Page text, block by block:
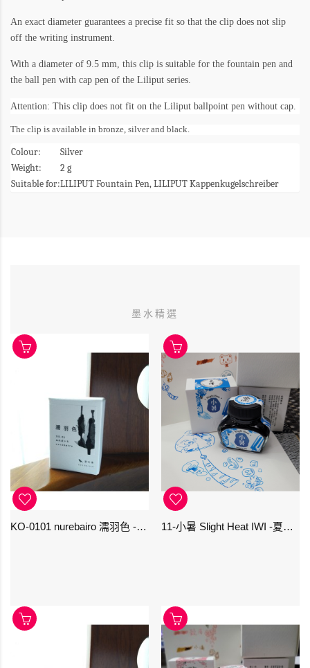
An exact diameter guarantees a precise fit so that the clip does not slip
off the writing instrument.
With a diameter of 9.5 mm, this clip is suitable for the fountain pen and
the ball pen with cap pen of the Liliput series.
Attention: This clip does not fit on the Liliput ballpoint pen without cap.
The clip is available in bronze, silver and black.
Colour:
Silver
Weight:
2 g
Suitable for:LILIPUT Fountain Pen, LILIPUT Kappenkugelschreiber
墨水精選
KO-0101 nurebairo 濡羽色 -日本名牌京の音樽裝鋼筆墨水40ml 4573356130012 11-小暑 Slight Heat IWI -夏季-24節氣色澤鋼筆墨水